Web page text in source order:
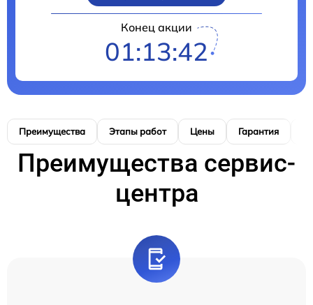
Конец акции
01:13:41
Преимущества Этапы работ Цены Гарантия
Преимущества сервис-
центра